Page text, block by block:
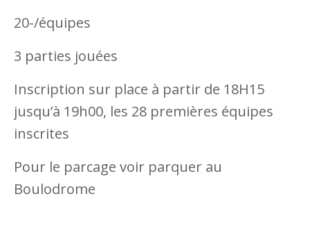
20-/équipes
3 parties jouées
Inscription sur place à partir de 18H15
jusqu’à 19h00, les 28 premières équipes
inscrites
Pour le parcage voir parquer au
Boulodrome